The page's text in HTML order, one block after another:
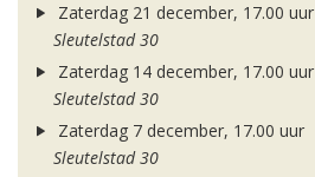
Zaterdag 21 december, 17.00 uur
Sleutelstad 30
Zaterdag 14 december, 17.00 uur
Sleutelstad 30
Zaterdag 7 december, 17.00 uur
Sleutelstad 30